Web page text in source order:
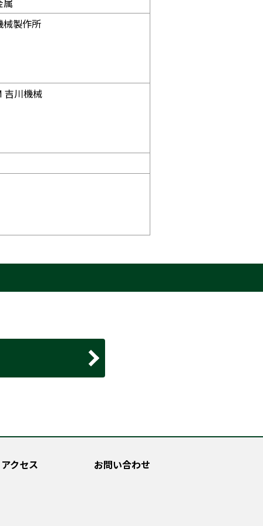
械製作所
吉川機械
アクセス お問い合わせ